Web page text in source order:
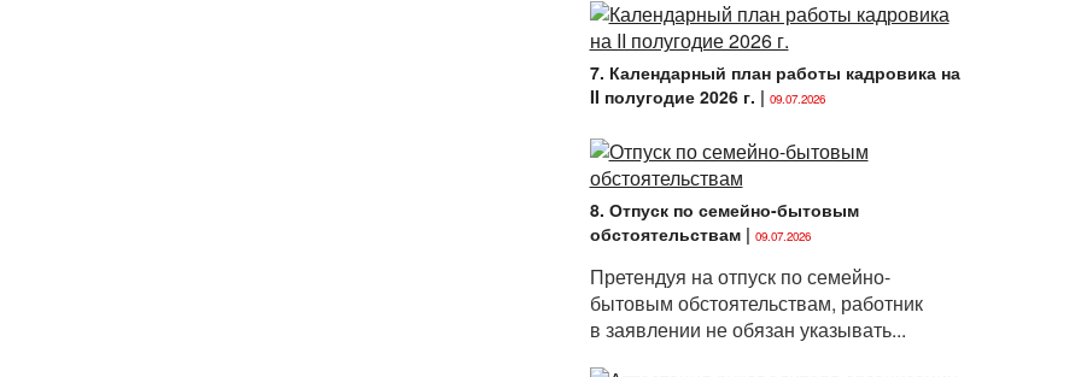
7. Календарный план работы кадровика на
II полугодие 2026 г. | 09.07.2026
8. Отпуск по семейно-бытовым
обстоятельствам| 09.07.2026
Претендуя на отпуск по семейно-
бытовым обстоятельствам, работник
в заявлении не обязан указывать...